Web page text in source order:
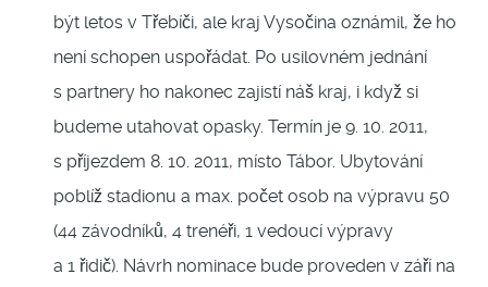
být letos v Třebíči, ale kraj Vysočina oznámil, že ho
není schopen uspořádat. Po usilovném jednání
s partnery ho nakonec zajistí náš kraj, i když si
budeme utahovat opasky. Termín je 9. 10. 2011,
s příjezdem 8. 10. 2011, místo Tábor. Ubytování
poblíž stadionu a max. počet osob na výpravu 50
(44 závodníků, 4 trenéři, 1 vedoucí výpravy
a 1 řidič). Návrh nominace bude proveden v září na